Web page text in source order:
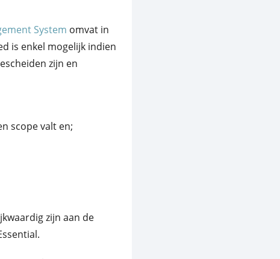
System omvat in
is enkel mogelijk indien
zijn en
scope valt en;
zijn aan de